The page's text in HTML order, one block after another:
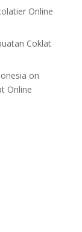
Online
Coklat
on
Online